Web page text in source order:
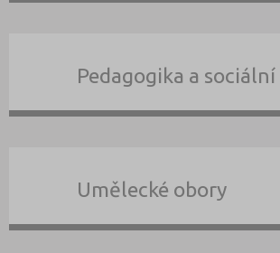
Pedagogika a sociální
Umělecké obory